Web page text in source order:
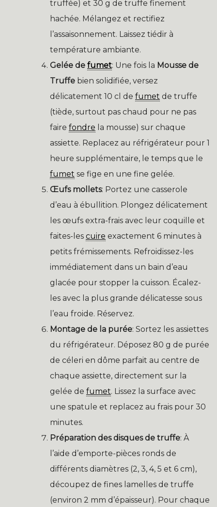
truffée) et 30 g de truffe finement
hachée. Mélangez et rectifiez
l’assaisonnement. Laissez tiédir à
température ambiante.
Gelée de fumet: Une fois la Mousse de
Truffe bien solidifiée, versez
délicatement 10 cl de fumet de truffe
(tiède, surtout pas chaud pour ne pas
faire fondre la mousse) sur chaque
assiette. Replacez au réfrigérateur pour 1
heure supplémentaire, le temps que le
fumet se fige en une fine gelée.
Œufs mollets: Portez une casserole
d’eau à ébullition. Plongez délicatement
les œufs extra-frais avec leur coquille et
faites-les cuire exactement 6 minutes à
petits frémissements. Refroidissez-les
immédiatement dans un bain d’eau
glacée pour stopper la cuisson. Écalez-
les avec la plus grande délicatesse sous
l’eau froide. Réservez.
Montage de la purée: Sortez les assiettes
du réfrigérateur. Déposez 80 g de purée
de céleri en dôme parfait au centre de
chaque assiette, directement sur la
gelée de fumet. Lissez la surface avec
une spatule et replacez au frais pour 30
minutes.
Préparation des disques de truffe: À
l’aide d’emporte-pièces ronds de
différents diamètres (2, 3, 4, 5 et 6 cm),
découpez de fines lamelles de truffe
(environ 2 mm d’épaisseur). Pour chaque